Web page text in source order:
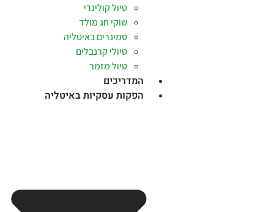
טיול קולינרי
שוקי חג מולד
סמינרים באיטליה
טיולי קרנבלים
טיול מזמר
המדריכים
הפקות עסקיות באיטליה